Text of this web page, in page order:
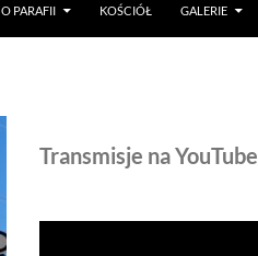
O PARAFII KOŚCIÓŁ GALERIE
Transmisje na YouTube